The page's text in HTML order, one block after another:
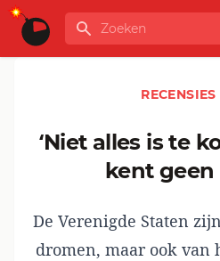
Ga naar de inhoud
GLOBALINFO
Zoeken
‘Niet alles is te koop’: de kassa
kent geen
De Verenigde Staten
dromen, maar ook van